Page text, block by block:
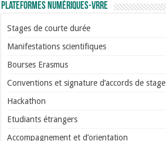
Plateformes numériques-VRRE
Stages de courte durée
Manifestations scientifiques
Bourses Erasmus
Conventions et signature d’accords de stage
Hackathon
Etudiants étrangers
Accompagnement et d’orientation